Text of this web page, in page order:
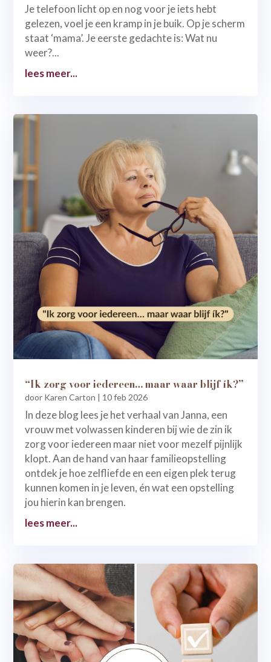
Je telefoon licht op en nog voor je iets hebt
gelezen, voel je een kramp in je buik. Op je scherm
staat ‘mama’. Je eerste gedachte is: Wat nu
weer?...
lees meer...
“Ik zorg voor iedereen… maar waar blijf ík?”
door Karen Carton | 10 feb 2026
In deze blog lees je het verhaal van Janna, een
vrouw met volwassen kinderen bij wie de zin ik
zorg voor iedereen maar niet voor mezelf pijnlijk
klopt. Aan de hand van haar familieopstelling
ontdek je hoe zelfliefde en een eigen plek terug
kunnen komen in je leven, én wat een opstelling
jou hierin kan brengen.
lees meer...